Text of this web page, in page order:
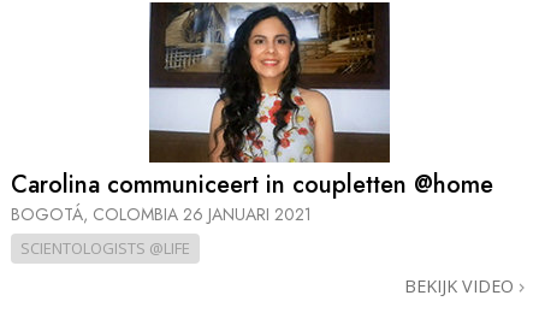
Carolina communiceert in coupletten @home
BOGOTÁ, COLOMBIA 26 JANUARI 2021
SCIENTOLOGISTS @LIFE
BEKIJK VIDEO